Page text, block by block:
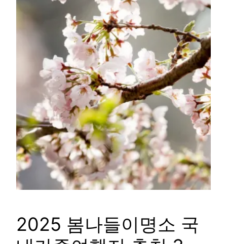
2025 봄나들이명소 국